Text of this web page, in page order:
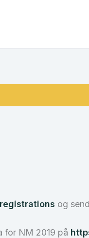
og
for NM 2019 på